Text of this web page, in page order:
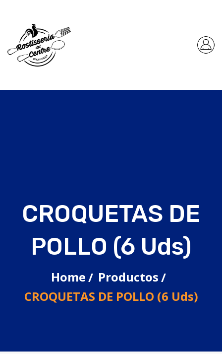
CROQUETAS DE
POLLO (6 Uds)
Home
Productos
CROQUETAS DE POLLO (6 Uds)